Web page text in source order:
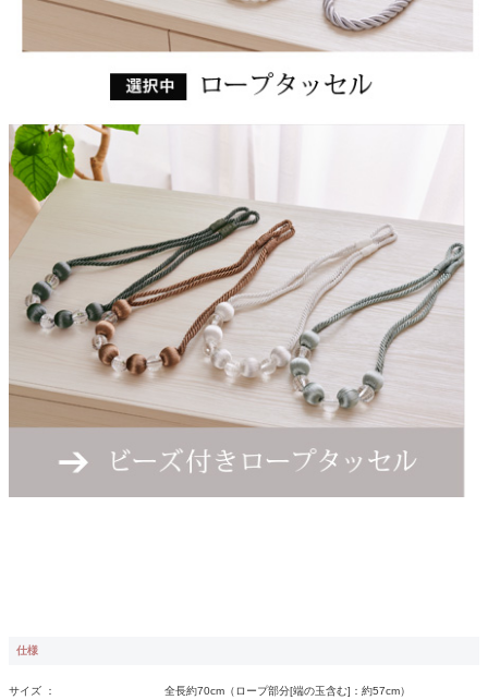
仕様
サイズ ： 全長約70cm（ロープ部分[端の玉含む]：約57cm）